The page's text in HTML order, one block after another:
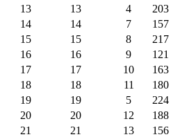
13
13 4 203
14
14 7 157
15
15 8 217
16
16 9 121
17
17 10 163
18
18 11 180
19
19 5 224
20
20 12 188
21
21 13 156